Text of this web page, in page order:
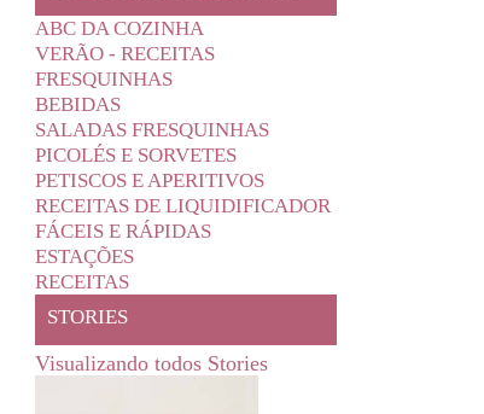
ABC DA COZINHA
VERÃO - RECEITAS
FRESQUINHAS
BEBIDAS
SALADAS FRESQUINHAS
PICOLÉS E SORVETES
PETISCOS E APERITIVOS
RECEITAS DE LIQUIDIFICADOR
FÁCEIS E RÁPIDAS
ESTAÇÕES
RECEITAS
STORIES
Visualizando todos Stories